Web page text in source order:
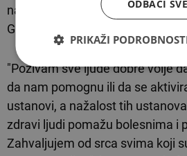
na teritoriju općine Čitluk, zatim
Grude, Široki Brijeg, Stolac i
"Pozivam sve ljude dobre volje
da nam pomognu ili da se
ustanovi, a nažalost tih
zdravi ljudi pomažu bolesnima i
Zahvaljujem od srca svima koji
ODBACI SVE
PRIKAŽI